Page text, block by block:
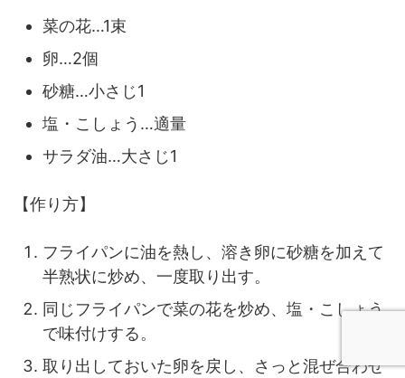
菜の花…1束
卵…2個
砂糖…小さじ1
塩・こしょう…適量
サラダ油…大さじ1
【作り方】
フライパンに油を熱し、溶き卵に砂糖を加えて
半熟状に炒め、一度取り出す。
同じフライパンで菜の花を炒め、塩・こしょう
で味付けする。
取り出しておいた卵を戻し、さっと混ぜ合わせ